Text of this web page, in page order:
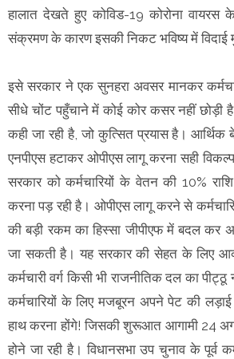
हालात देखते हुए कोविड-19 कोरोना वायरस
संक्रमण के कारण इसकी निकट भविष्य में विदाई
इसे सरकार ने एक सुनहरा अवसर मानकर
सीधे चोंट पहुँचाने में कोई कोर कसर नहीं छोड़ी
कही जा रही है, जो कुत्सित प्रयास है। आर्थिक
एनपीएस हटाकर ओपीएस लागू करना सही
सरकार को कर्मचारियों के वेतन की 10%
करना पड़ रही है। ओपीएस लागू करने से
की बड़ी रकम का हिस्सा जीपीएफ में बदल कर
जा सकती है। यह सरकार की सेहत के लिए
कर्मचारी वर्ग किसी भी राजनीतिक दल का
कर्मचारियों के लिए मजबूरन अपने पेट की
हाथ करना होंगे! जिसकी शुरूआत आगामी 24
होने जा रही है। विधानसभा उप चुनाव के पूर्व